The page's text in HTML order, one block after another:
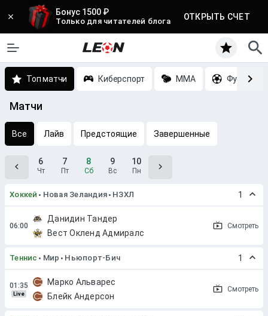
Бонус 1500 ₽
Только для читателей блога ОТКРЫТЬ СЧЕТ
Топ матчи Киберспорт MMA Футбол
Матчи
Все Лайв Предстоящие Завершенные
6
Чт
7
Пт
8
Сб
9
Вс
10
Пн
Хоккей Новая Зеландия НЗХЛ 1
Данидин Тандер
Вест Окленд Адмиралс
Смотреть
Теннис Мир Ньюпорт-Бич 1
Live
Марко Альварес
Блейк Андерсон
Смотреть